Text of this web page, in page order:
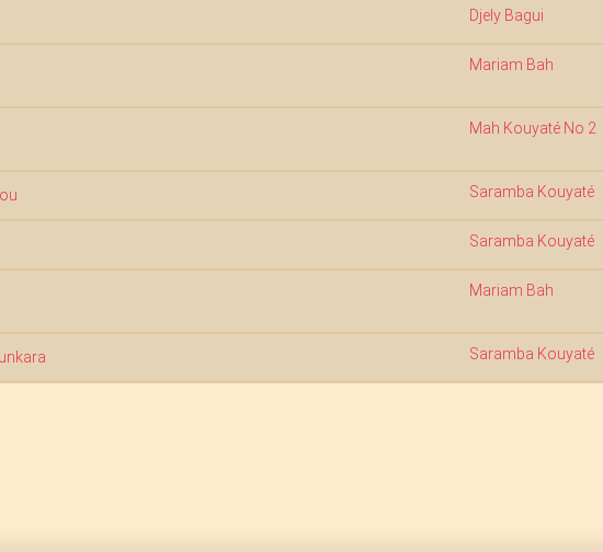
Djely Bagui
Mariam Bah
Mah Kouyaté No 2
Saramba Kouyaté
Saramba Kouyaté
Mariam Bah
Saramba Kouyaté